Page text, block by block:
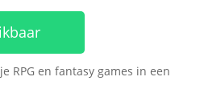
RPG en fantasy games in een